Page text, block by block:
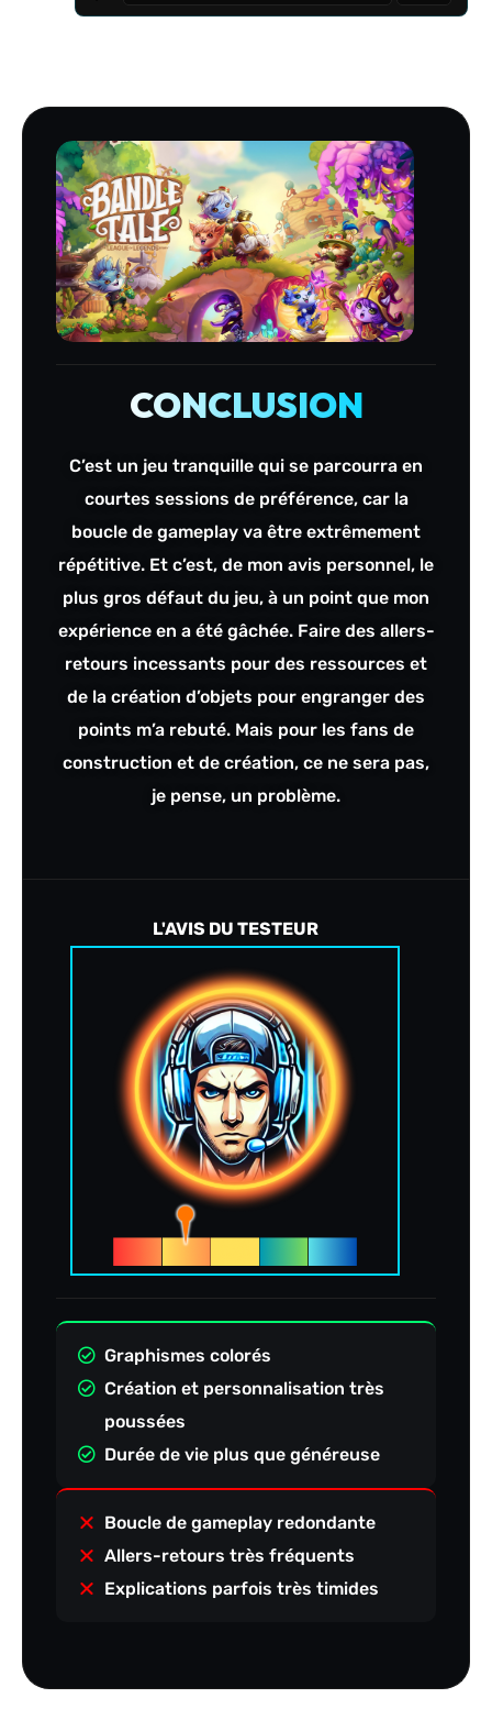
CONCLUSION
C’est un jeu tranquille qui se parcourra en
courtes sessions de préférence, car la
boucle de gameplay va être extrêmement
répétitive. Et c’est, de mon avis personnel, le
plus gros défaut du jeu, à un point que mon
expérience en a été gâchée. Faire des allers-
retours incessants pour des ressources et
de la création d’objets pour engranger des
points m’a rebuté. Mais pour les fans de
construction et de création, ce ne sera pas,
je pense, un problème.
L'AVIS DU TESTEUR
Graphismes colorés
Création et personnalisation très
poussées
Durée de vie plus que généreuse
Boucle de gameplay redondante
Allers-retours très fréquents
Explications parfois très timides